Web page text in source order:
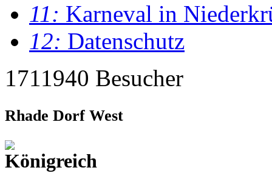
11: Karneval in
12: Datenschutz
1711940 Besucher
Rhade Dorf West